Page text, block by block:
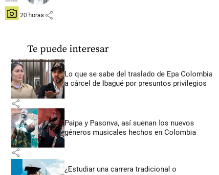
hace 20 horas share
Te puede interesar
Lo que se sabe del traslado de Epa Colombia
a cárcel de Ibagué por presuntos privilegios
share
Paipa y Pasonva, así suenan los nuevos
géneros musicales hechos en Colombia
share
¿Estudiar una carrera tradicional o